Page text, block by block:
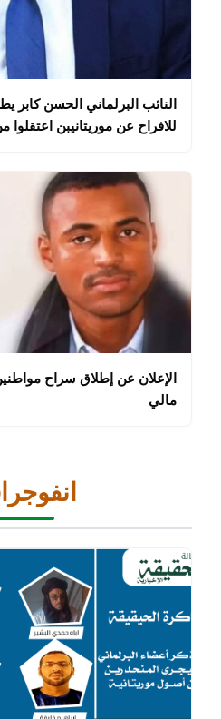
النائب البرلماني الحسن كابر
للافراح عن موريتانيبن
الإعلان عن إطلاق سراح
مالي